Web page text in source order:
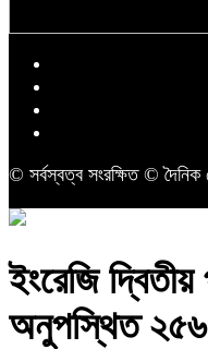
© সর্বস্বত্ব সংরক্ষিত ©
ইংরেজি দ্বিতীয়
অনুপস্থিত